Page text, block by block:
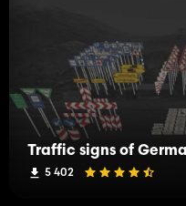
Traffic signs of
5 402